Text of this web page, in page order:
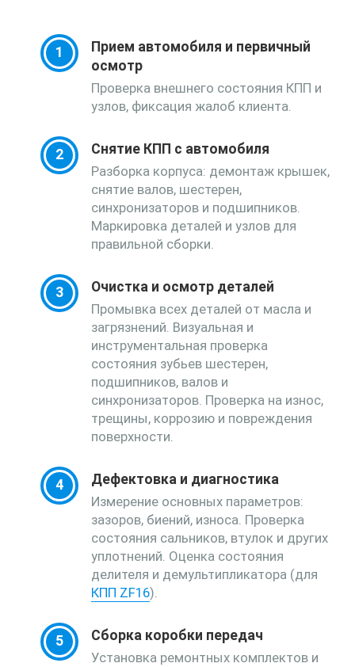
Прием автомобиля и первичный
осмотр
Проверка внешнего состояния КПП и
узлов, фиксация жалоб клиента.
Снятие КПП с автомобиля
Разборка корпуса: демонтаж крышек,
снятие валов, шестерен,
синхронизаторов и подшипников.
Маркировка деталей и узлов для
правильной сборки.
Очистка и осмотр деталей
Промывка всех деталей от масла и
загрязнений. Визуальная и
инструментальная проверка
состояния зубьев шестерен,
подшипников, валов и
синхронизаторов. Проверка на износ,
трещины, коррозию и повреждения
поверхности.
Дефектовка и диагностика
Измерение основных параметров:
зазоров, биений, износа. Проверка
состояния сальников, втулок и других
уплотнений. Оценка состояния
делителя и демультипликатора (для
КПП ZF16).
Сборка коробки передач
Установка ремонтных комплектов и